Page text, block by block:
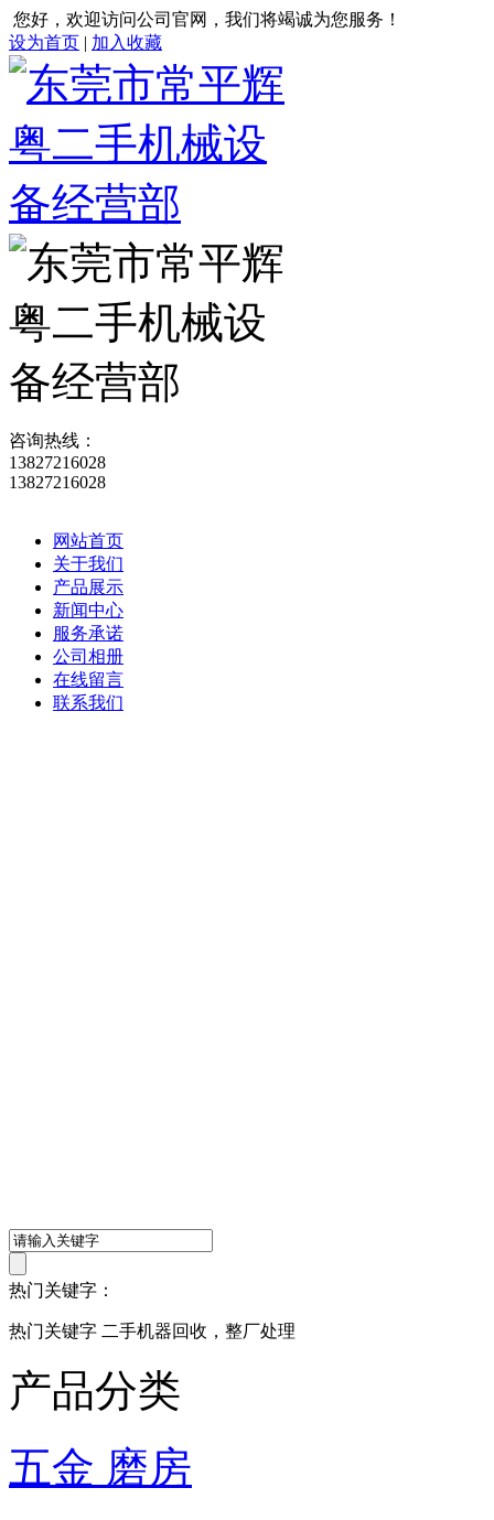
您好，欢迎访问公司官网，我们将竭诚为您服务！
设为首页 | 加入收藏
咨询热线：
13827216028
13827216028
网站首页
关于我们
产品展示
新闻中心
服务承诺
公司相册
在线留言
联系我们
热门关键字：
热门关键字 二手机器回收，整厂处理
产品分类
五金 磨房